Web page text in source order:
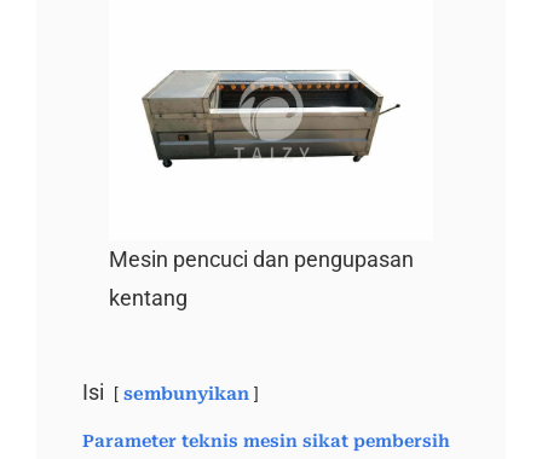
Mesin pencuci dan pengupasan
kentang
Isi sembunyikan
Parameter teknis mesin sikat pembersih